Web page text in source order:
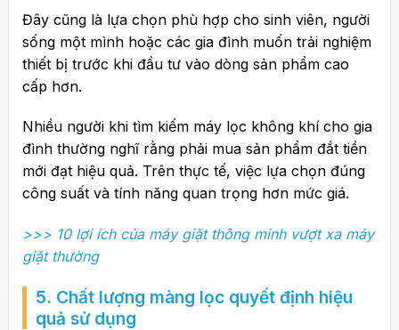
Đây cũng là lựa chọn phù hợp cho sinh viên, người
sống một mình hoặc các gia đình muốn trải nghiệm
thiết bị trước khi đầu tư vào dòng sản phẩm cao
cấp hơn.
Nhiều người khi tìm kiếm máy lọc không khí cho gia
đình thường nghĩ rằng phải mua sản phẩm đắt tiền
mới đạt hiệu quả. Trên thực tế, việc lựa chọn đúng
công suất và tính năng quan trọng hơn mức giá.
>>> 10 lợi ích của máy giặt thông minh vượt xa máy
giặt thường
5. Chất lượng màng lọc quyết định hiệu
quả sử dụng